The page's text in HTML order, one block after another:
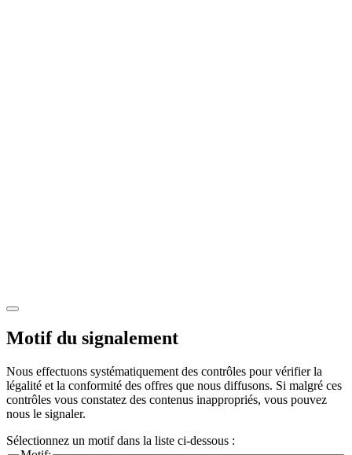
Motif du signalement
Nous effectuons systématiquement des contrôles pour vérifier la
légalité et la conformité des offres que nous diffusons. Si malgré ces
contrôles vous constatez des contenus inappropriés, vous pouvez
nous le signaler.
Sélectionnez un motif dans la liste ci-dessous :